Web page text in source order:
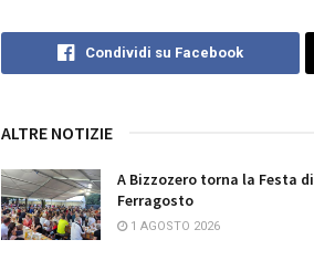
Condividi su Facebook
ALTRE NOTIZIE
A Bizzozero torna la Festa di
Ferragosto
1 AGOSTO 2026